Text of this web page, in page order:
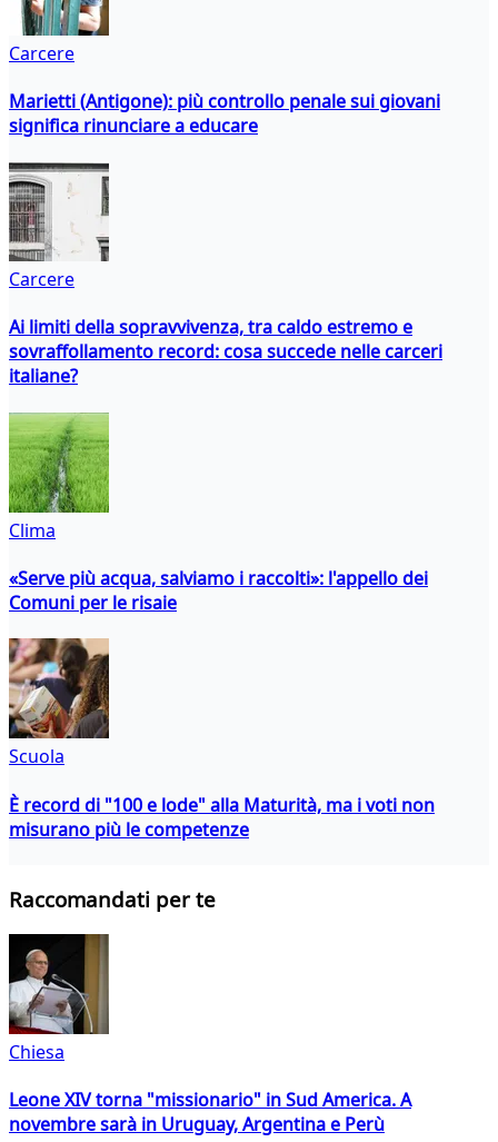
Carcere
Marietti (Antigone): più controllo penale sui giovani
significa rinunciare a educare
Carcere
Ai limiti della sopravvivenza, tra caldo estremo e
sovraffollamento record: cosa succede nelle carceri
italiane?
Clima
«Serve più acqua, salviamo i raccolti»: l'appello dei
Comuni per le risaie
Scuola
È record di "100 e lode" alla Maturità, ma i voti non
misurano più le competenze
Raccomandati per te
Chiesa
Leone XIV torna "missionario" in Sud America. A
novembre sarà in Uruguay, Argentina e Perù